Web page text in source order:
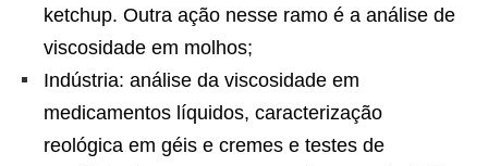
ketchup. Outra ação nesse ramo é a análise de
viscosidade em molhos;
Indústria: análise da viscosidade em
medicamentos líquidos, caracterização
reológica em géis e cremes e testes de